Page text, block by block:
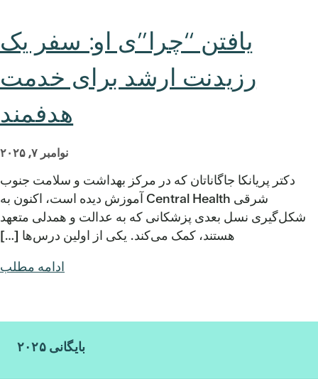
یافتن “چرا”ی او: سفر یک
رزیدنت ارشد برای خدمت
هدفمند
نوامبر ۷, ۲۰۲۵
دکتر پریانکا جاگاناتان که در مرکز بهداشت و سلامت جنوب
شرقی Central Health آموزش دیده است، اکنون به
شکل‌گیری نسل بعدی پزشکانی که به عدالت و همدلی متعهد
هستند، کمک می‌کند. یکی از اولین درس‌ها […]
ادامه مطلب
بایگانی ۲۰۲۵